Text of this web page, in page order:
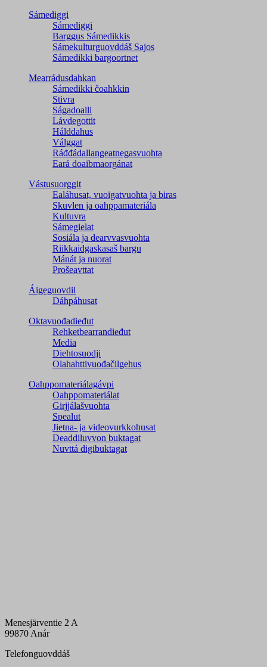
Sámediggi
Sámediggi
Barggus Sámedikkis
Sámekulturguovddáš Sajos
Sámedikki bargoortnet
Mearrádusdahkan
Sámedikki čoahkkin
Stivra
Ságadoalli
Lávdegottit
Hálddahus
Válggat
Ráđđádallangeatnegas­vuohta
Eará doaibmaorgánat
Vástusuorggit
Ealáhusat, vuoigatvuohta ja biras
Skuvlen ja oahppamateriála
Kultuvra
Sámegielat
Sosiála ja dearvvasvuohta
Riikkaidgaskasaš bargu
Mánát ja nuorat
Prošeavttat
Áigeguovdil
Dáhpáhusat
Oktavuođadieđut
Rehketbearrandieđut
Media
Diehtosuodji
Olahahttivuođačilgehus
Oahppomateriálagávpi
Oahppomateriálat
Girjjálašvuohta
Spealut
Jietna- ja videovurkkohusat
Deaddiluvvon buktagat
Nuvttá digibuktagat
Menesjärventie 2 A
99870 Anár
Telefonguovddáš